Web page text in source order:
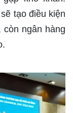
tạo điều kiện
ngân hàng